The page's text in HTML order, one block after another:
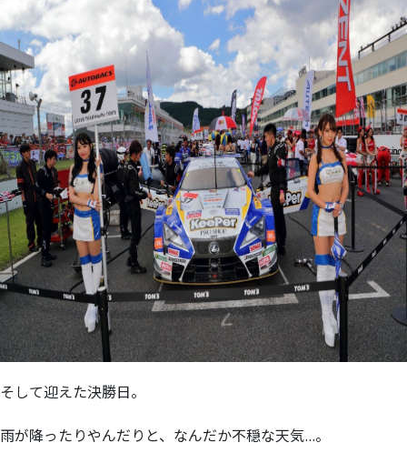
そして迎えた決勝日。
雨が降ったりやんだりと、なんだか不穏な天気…。